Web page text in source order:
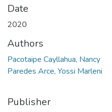
Date
2020
Authors
Pacotaipe Cayllahua, Nancy
Paredes Arce, Yossi Marleni
Publisher